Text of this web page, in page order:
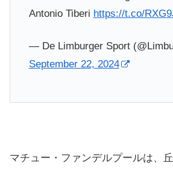
Antonio Tiberi https://t.co/
— De Limburger Sport
September 22, 2024
マチュー・ファンデルプールは、